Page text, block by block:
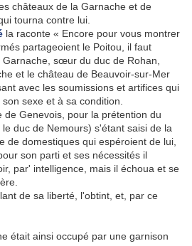
châteaux de la Garnache et de
tourna contre lui.
la raconte « Encore pour vous montrer
partageoient le Poitou, il faut
sœur du duc de Rohan,
et le château de Beauvoir-sur-Mer
avec les soumissions et artifices qui
sexe et à sa condition.
de Genevois, pour la prétention du
duc de Nemours) s'étant saisi de la
de domestiques qui espéroient de lui,
son parti et ses nécessités il
par' intelligence, mais il échoua et se
de sa liberté, l'obtint, et, par ce
était ainsi occupé par une garnison